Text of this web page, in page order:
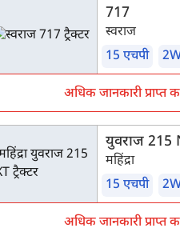
717
स्वराज
15 एचपी
अधिक जानकारी प्राप्त
युवराज 215
महिंद्रा
15 एचपी
अधिक जानकारी प्राप्त